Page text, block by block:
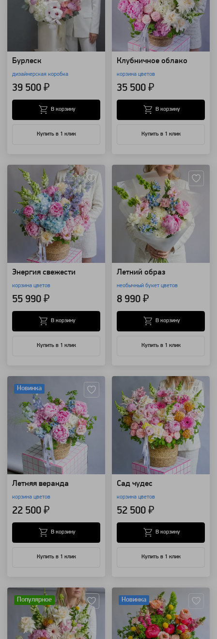
Бурлеск
дизайнерская коробка
39 500 ₽
Купить в 1 клик
В корзину
Клубничное облако
корзина цветов
35 500 ₽
Купить в 1 клик
В корзину
Энергия свежести
корзина цветов
55 990 ₽
Купить в 1 клик
В корзину
Летний образ
необычный букет цветов
8 990 ₽
Купить в 1 клик
В корзину
Новинка
Летняя веранда
корзина цветов
22 500 ₽
Купить в 1 клик
В корзину
Сад чудес
корзина цветов
52 500 ₽
Купить в 1 клик
В корзину
Популярное Новинка